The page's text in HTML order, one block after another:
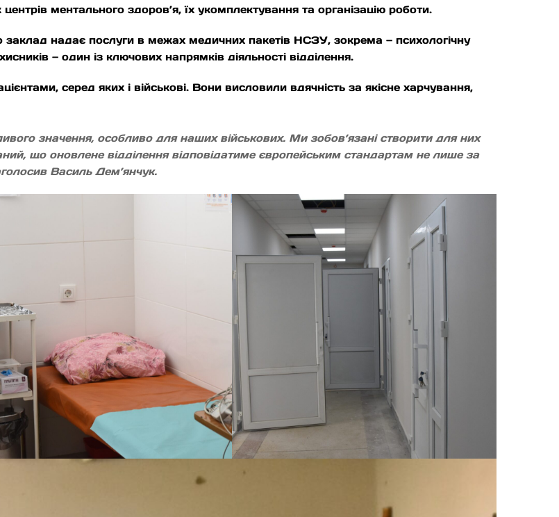
ментального здоров’я, їх укомплектування та організацію роботи.
надає послуги в межах медичних пакетів НСЗУ, зокрема — психологічну
— один із ключових напрямків діяльності відділення.
серед яких і військові. Вони висловили вдячність за якісне харчування,
значення, особливо для наших військових. Ми зобов’язані створити для них
що оновлене відділення відповідатиме європейським стандартам не лише за
Василь Дем’янчук.